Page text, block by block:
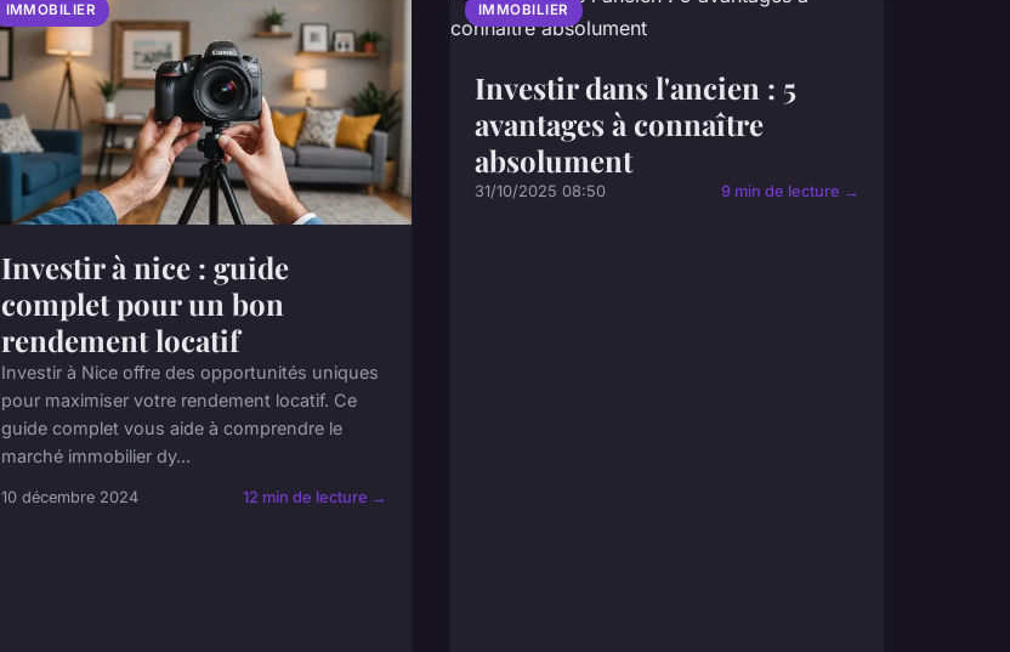
IMMOBILIER
Investir à nice : guide
complet pour un bon
rendement locatif
Investir à Nice offre des opportunités uniques
pour maximiser votre rendement locatif. Ce
guide complet vous aide à comprendre le
marché immobilier dy...
10 décembre 2024 12 min de lecture →
IMMOBILIER
Investir dans l'ancien : 5
avantages à connaître
absolument
31/10/2025 08:50 9 min de lecture →